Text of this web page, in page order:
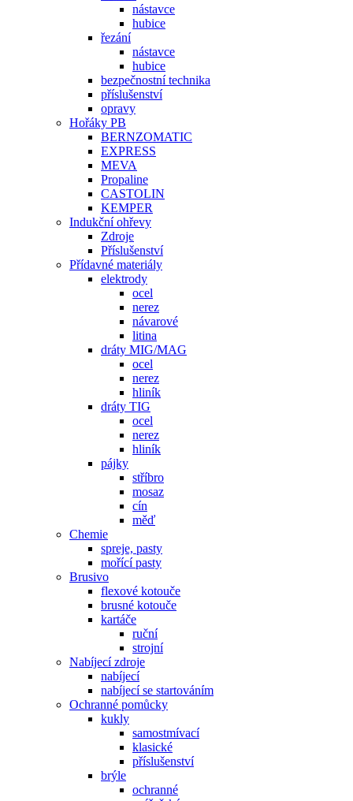
nástavce
hubice
řezání
nástavce
hubice
bezpečnostní technika
příslušenství
opravy
Hořáky PB
BERNZOMATIC
EXPRESS
MEVA
Propaline
CASTOLIN
KEMPER
Indukční ohřevy
Zdroje
Příslušenství
Přídavné materiály
elektrody
ocel
nerez
návarové
litina
dráty MIG/MAG
ocel
nerez
hliník
dráty TIG
ocel
nerez
hliník
pájky
stříbro
mosaz
cín
měď
Chemie
spreje, pasty
mořící pasty
Brusivo
flexové kotouče
brusné kotouče
kartáče
ruční
strojní
Nabíjecí zdroje
nabíjecí
nabíjecí se startováním
Ochranné pomůcky
kukly
samostmívací
klasické
příslušenství
brýle
ochranné